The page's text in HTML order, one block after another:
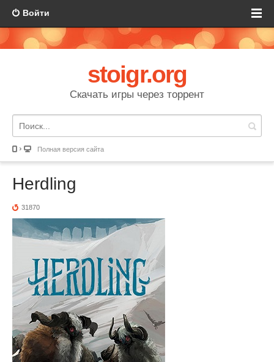
Войти
stoigr.org
Скачать игры через торрент
Полная версия сайта
Herdling
31870